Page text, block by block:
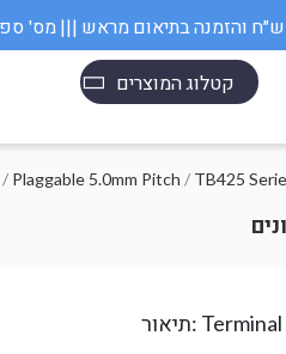
קטלוג המוצרים
/ Plaggable 5.0mm Pitch / TB425
תיאור: